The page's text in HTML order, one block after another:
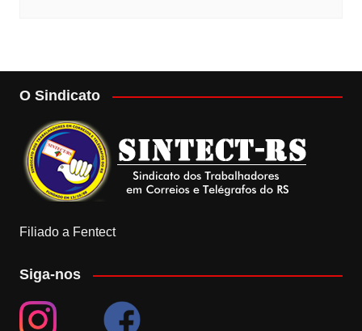
O Sindicato
Filiado a Fentect
Siga-nos